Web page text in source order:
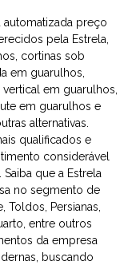
automatizada preço
pela Estrela,
cortinas sob
em guarulhos,
em guarulhos,
em guarulhos e
alternativas.
qualificados e
considerável
que a Estrela
no segmento de
Persianas,
entre outros
da empresa
buscando